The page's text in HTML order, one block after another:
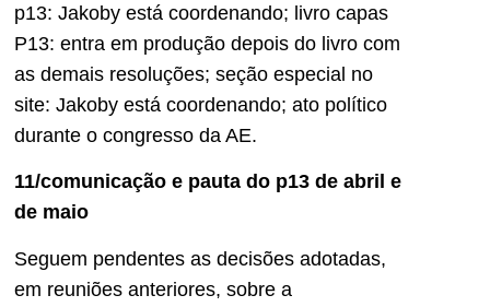
p13: Jakoby está coordenando; livro capas
P13: entra em produção depois do livro com
as demais resoluções; seção especial no
site: Jakoby está coordenando; ato político
durante o congresso da AE.
11/comunicação e pauta do p13 de abril e
de maio
Seguem pendentes as decisões adotadas,
em reuniões anteriores, sobre a